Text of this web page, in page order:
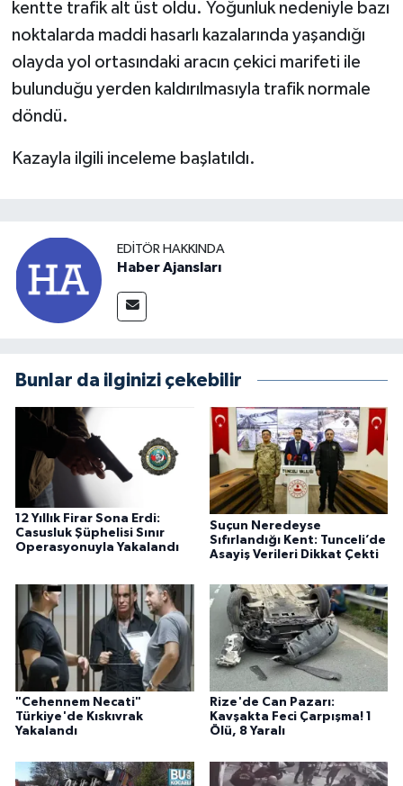
kentte trafik alt üst oldu. Yoğunluk nedeniyle bazı
noktalarda maddi hasarlı kazalarında yaşandığı
olayda yol ortasındaki aracın çekici marifeti ile
bulunduğu yerden kaldırılmasıyla trafik normale
döndü.
Kazayla ilgili inceleme başlatıldı.
EDITÖR HAKKINDA
Haber Ajansları
Bunlar da ilginizi çekebilir
12 Yıllık Firar Sona Erdi:
Casusluk Şüphelisi Sınır
Operasyonuyla Yakalandı
Suçun Neredeyse
Sıfırlandığı Kent: Tunceli’de
Asayiş Verileri Dikkat Çekti
"Cehennem Necati"
Türkiye'de Kıskıvrak
Yakalandı
Rize'de Can Pazarı:
Kavşakta Feci Çarpışma! 1
Ölü, 8 Yaralı